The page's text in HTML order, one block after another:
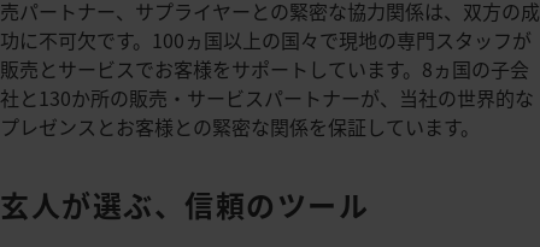
売パートナー、サプライヤーとの緊密な協力関係は、双方の成
功に不可欠です。100ヵ国以上の国々で現地の専門スタッフが
販売とサービスでお客様をサポートしています。8ヵ国の子会
社と130か所の販売・サービスパートナーが、当社の世界的な
プレゼンスとお客様との緊密な関係を保証しています。
玄人が選ぶ、信頼のツール